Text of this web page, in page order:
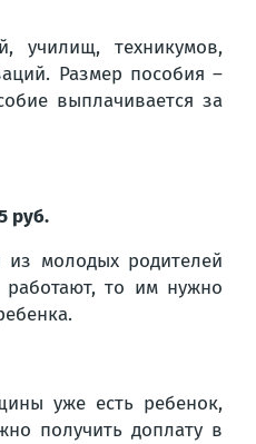
училищ, техникумов,
Размер пособия –
выплачивается за
руб.
из молодых родителей
работают, то им нужно
уже есть ребенок,
получить доплату в